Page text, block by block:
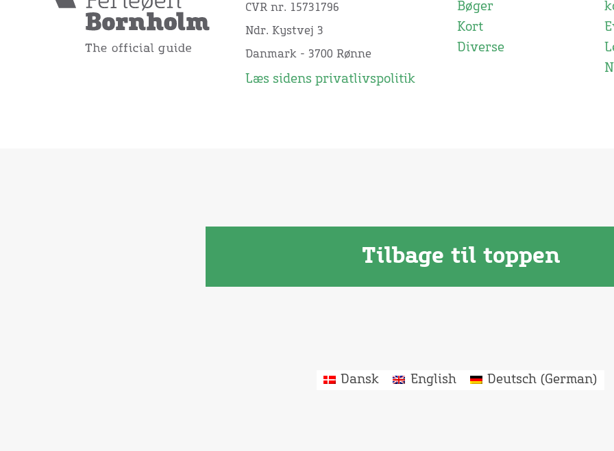
CVR nr. 15731796
Ndr. Kystvej 3
Danmark - 3700 Rønne
Læs sidens privatlivspolitik
Bøger
Kort
Diverse
Tilbage til toppen
Dansk English Deutsch(German)